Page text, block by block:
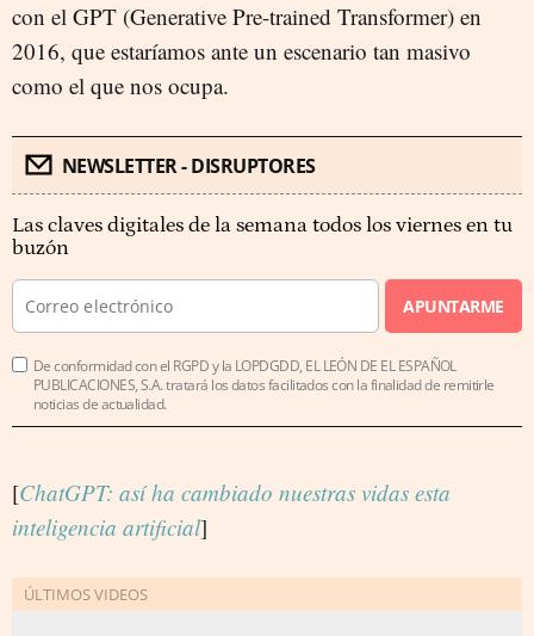
con el GPT (Generative Pre-trained Transformer) en
2016, que estaríamos ante un escenario tan masivo
como el que nos ocupa.
NEWSLETTER - DISRUPTORES
Las claves digitales de la semana todos los viernes en tu
buzón
APUNTARME
De conformidad con el RGPD y la LOPDGDD, EL LEÓN DE EL ESPAÑOL
PUBLICACIONES, S.A. tratará los datos facilitados con la finalidad de remitirle
noticias de actualidad.
[ChatGPT: así ha cambiado nuestras vidas esta
inteligencia artificial]